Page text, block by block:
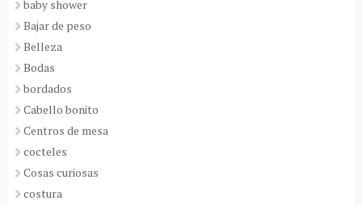
baby shower
Bajar de peso
Belleza
Bodas
bordados
Cabello bonito
Centros de mesa
cocteles
Cosas curiosas
costura